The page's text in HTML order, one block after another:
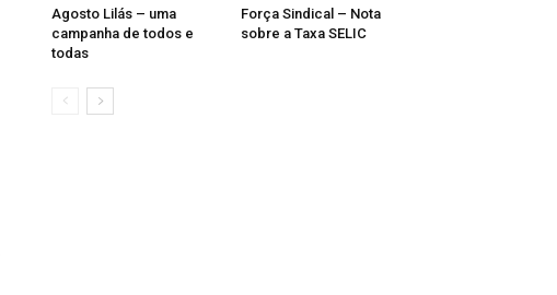
Agosto Lilás – uma
campanha de todos e
todas
Força Sindical – Nota
sobre a Taxa SELIC